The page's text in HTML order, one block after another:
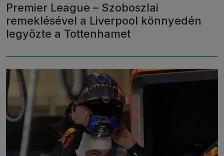
Premier League – Szoboszlai
remeklésével a Liverpool könnyedén
legyőzte a Tottenhamet